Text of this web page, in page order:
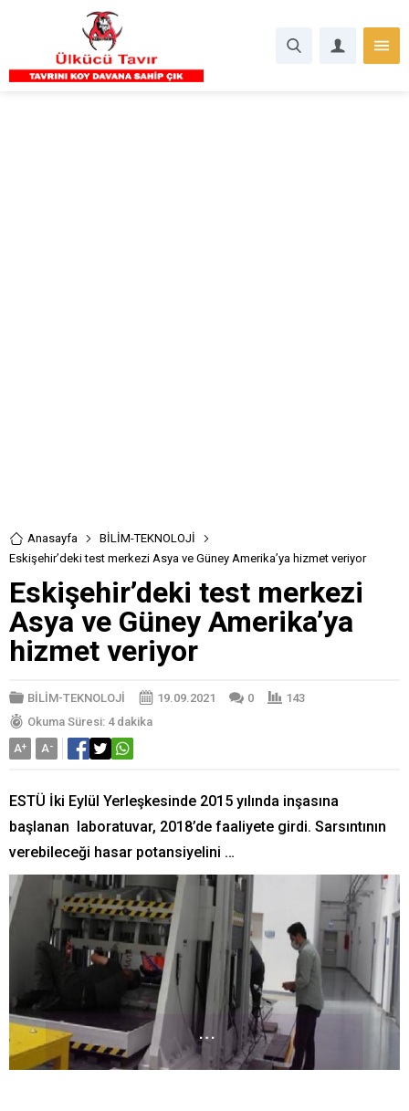
Anasayfa
BİLİM-TEKNOLOJİ
Eskişehir’deki test merkezi Asya ve Güney Amerika’ya hizmet veriyor
Eskişehir’deki test merkezi
Asya ve Güney Amerika’ya
hizmet veriyor
BİLİM-TEKNOLOJİ 19.09.2021 0
143
Okuma Süresi: 4 dakika
A+ A-
ESTÜ İki Eylül Yerleşkesinde 2015 yılında inşasına
başlanan laboratuvar, 2018’de faaliyete girdi. Sarsıntının
verebileceği hasar potansiyelini …